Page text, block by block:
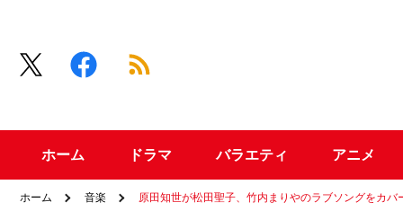
ホーム ドラマ バラエティ アニメ
ホーム 音楽 原田知世が松田聖子、竹内まりやのラブソングをカ